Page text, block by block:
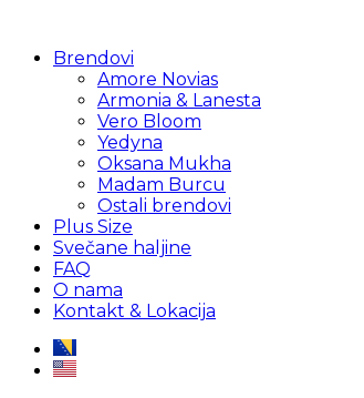
Brendovi
Amore Novias
Armonia & Lanesta
Vero Bloom
Yedyna
Oksana Mukha
Madam Burcu
Ostali brendovi
Plus Size
Svečane haljine
FAQ
O nama
Kontakt & Lokacija